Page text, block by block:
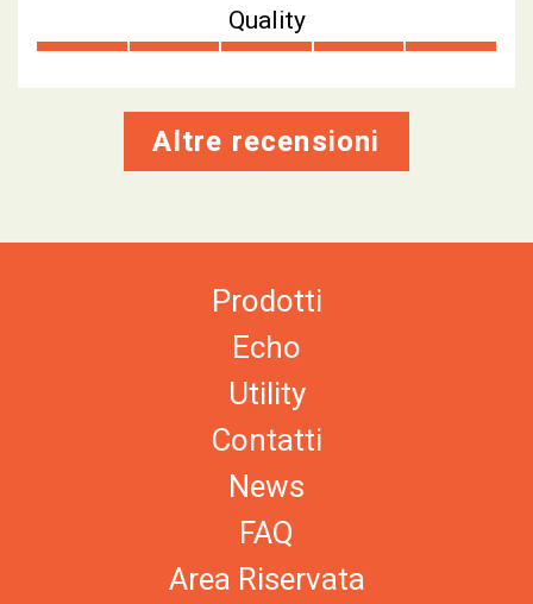
Quality
Altre recensioni
Prodotti
Echo
Utility
Contatti
News
FAQ
Area Riservata